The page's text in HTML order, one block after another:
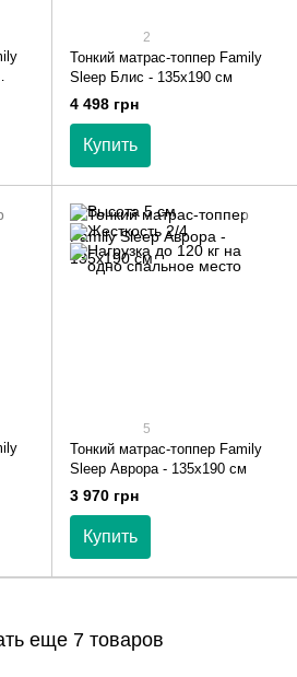
2
Тонкий матрас-топпер Family
Sleep Блис - 135х190 см
4 498 грн
Купить
5
Тонкий матрас-топпер Family
Sleep Аврора - 135х190 см
3 970 грн
Купить
еще 7 товаров